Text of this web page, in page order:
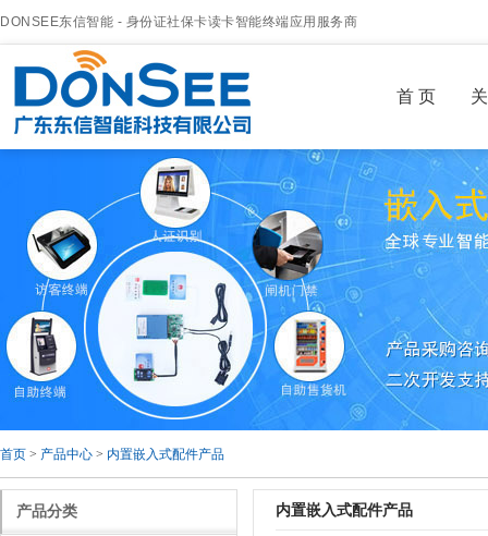
DONSEE东信智能 - 身份证社保卡读卡智能终端应用服务商
首 页
首页 > 产品中心 > 内置嵌入式配件产品
产品分类 内置嵌入式配件产品